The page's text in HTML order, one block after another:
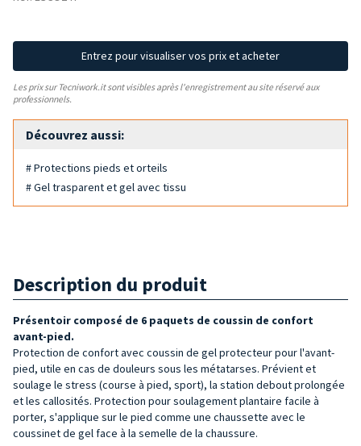
Entrez pour visualiser vos prix et acheter
Les prix sur Tecniwork.it sont visibles après l'enregistrement au site réservé aux
professionnels.
Découvrez aussi:
# Protections pieds et orteils
# Gel trasparent et gel avec tissu
Description du produit
Présentoir composé de 6 paquets de coussin de confort
avant-pied.
Protection de confort avec coussin de gel protecteur pour l'avant-
pied, utile en cas de douleurs sous les métatarses. Prévient et
soulage le stress (course à pied, sport), la station debout prolongée
et les callosités. Protection pour soulagement plantaire facile à
porter, s'applique sur le pied comme une chaussette avec le
coussinet de gel face à la semelle de la chaussure.